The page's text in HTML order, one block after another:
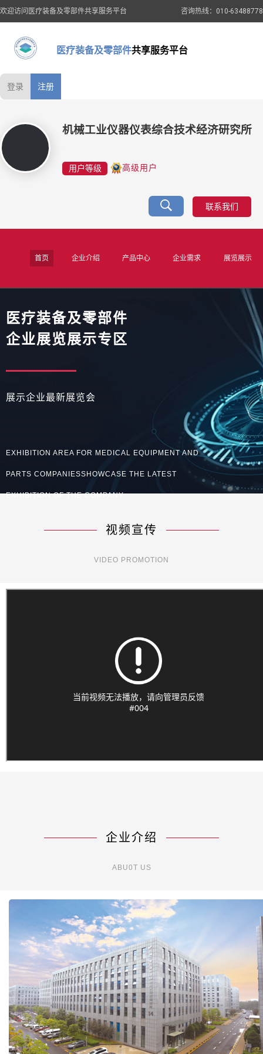
欢迎访问医疗装备及零部件共享服务平台 咨询热线：010-63488778
医疗装备及零部件共享服务平台
登录 注册
机械工业仪器仪表综合技术经济研究所
用户等级 高级用户
联系我们
首页 企业介绍 产品中心 企业需求 展览展示
医疗装备及零部件
企业展览展示专区
展示企业最新展览会
EXHIBITION AREA FOR MEDICAL EQUIPMENT AND
PARTS COMPANIESSHOWCASE THE LATEST
EXHIBITION OF THE COMPANY
视频宣传
VIDEO PROMOTION
企业介绍
ABU0T US